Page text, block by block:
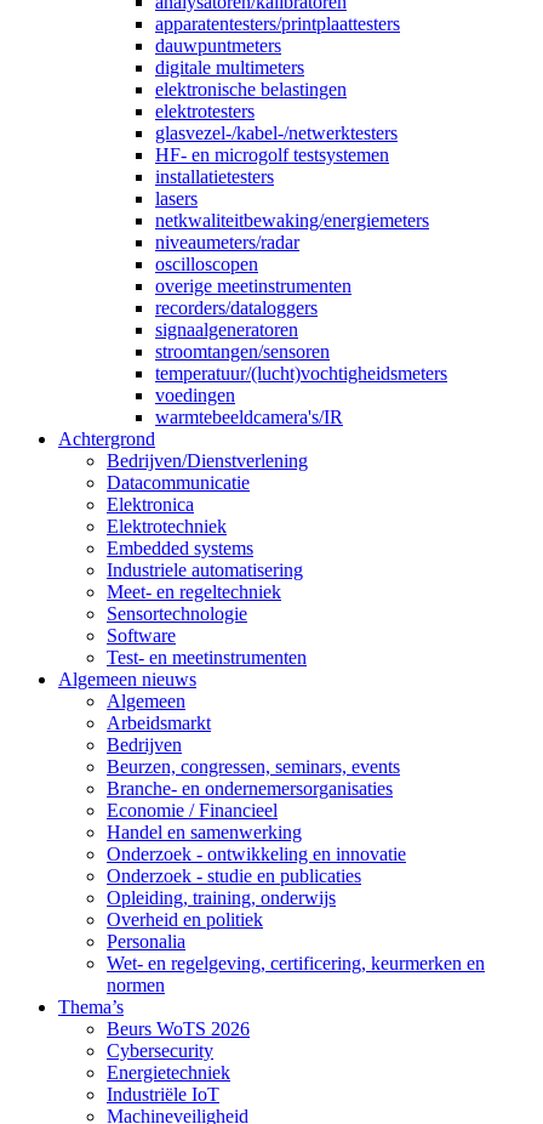
apparatentesters/printplaattesters
dauwpuntmeters
digitale multimeters
elektronische belastingen
elektrotesters
glasvezel-/kabel-/netwerktesters
HF- en microgolf testsystemen
installatietesters
lasers
netkwaliteitbewaking/energiemeters
niveaumeters/radar
oscilloscopen
overige meetinstrumenten
recorders/dataloggers
signaalgeneratoren
stroomtangen/sensoren
temperatuur/(lucht)vochtigheidsmeters
voedingen
warmtebeeldcamera's/IR
Achtergrond
Bedrijven/Dienstverlening
Datacommunicatie
Elektronica
Elektrotechniek
Embedded systems
Industriele automatisering
Meet- en regeltechniek
Sensortechnologie
Software
Test- en meetinstrumenten
Algemeen nieuws
Algemeen
Arbeidsmarkt
Bedrijven
Beurzen, congressen, seminars, events
Branche- en ondernemersorganisaties
Economie / Financieel
Handel en samenwerking
Onderzoek - ontwikkeling en innovatie
Onderzoek - studie en publicaties
Opleiding, training, onderwijs
Overheid en politiek
Personalia
Wet- en regelgeving, certificering, keurmerken en
normen
Thema’s
Beurs WoTS 2026
Cybersecurity
Energietechniek
Industriële IoT
Machineveiligheid